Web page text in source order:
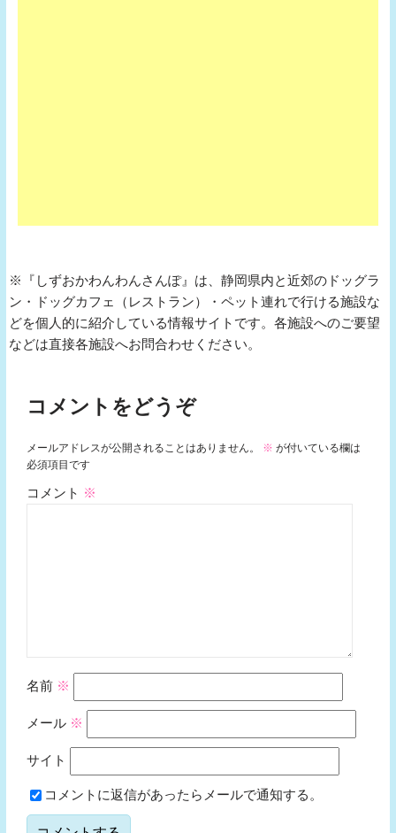
※『しずおかわんわんさんぽ』は、静岡県内と近郊のドッグラ
ン・ドッグカフェ（レストラン）・ペット連れで行ける施設な
どを個人的に紹介している情報サイトです。各施設へのご要望
などは直接各施設へお問合わせください。
コメントをどうぞ
メールアドレスが公開されることはありません。 ※ が付いている欄は
必須項目です
コメント ※
名前 ※
メール ※
サイト
コメントに返信があったらメールで通知する。